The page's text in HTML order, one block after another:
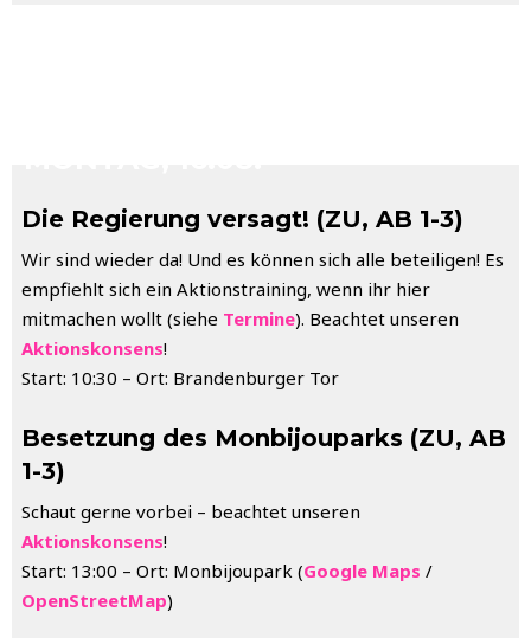
Die Regierung versagt! (ZU, AB 1-3)
Wir sind wieder da! Und es können sich alle beteiligen! Es
empfiehlt sich ein Aktionstraining, wenn ihr hier
mitmachen wollt (siehe Termine). Beachtet unseren
Aktionskonsens!
Start: 10:30 – Ort: Brandenburger Tor
Besetzung des Monbijouparks (ZU, AB
1-3)
Schaut gerne vorbei – beachtet unseren
Aktionskonsens!
Start: 13:00 – Ort: Monbijoupark (Google Maps /
OpenStreetMap)